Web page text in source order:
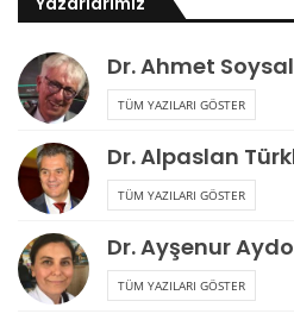
Dr. Ahmet Soysal
TÜM YAZILARI GÖSTER
Dr. Alpaslan
TÜM YAZILARI GÖSTER
Dr. Ayşenur
TÜM YAZILARI GÖSTER